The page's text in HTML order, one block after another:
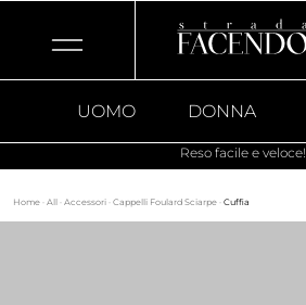
UOMO DONNA
Reso facile e veloce!
Home · All · Accessori · Cappelli Foulard Sciarpe · Cuffia